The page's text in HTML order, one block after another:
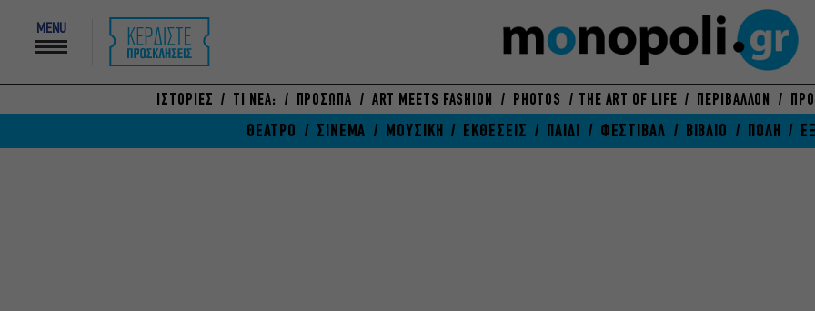
MENU
ΙΣΤΟΡΙΕΣ ΤΙ ΝΕΑ; ΠΡΟΣΩΠΑ ART MEETS FASHION PHOTOS THE ART OF LIFE ΠΕΡΙΒΑΛΛΟΝ
ΘΕΑΤΡΟ ΣΙΝΕΜΑ ΜΟΥΣΙΚΗ ΕΚΘΕΣΕΙΣ ΠΑΙΔΙ ΦΕΣΤΙΒΑΛ ΒΙΒΛΙΟ ΠΟΛΗ